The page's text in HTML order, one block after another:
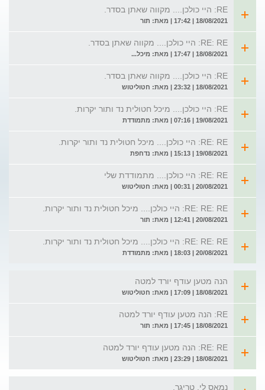
RE: היי כולכן.... מקווה שאתן בסדר.
18/08/2021 | 17:42 | מאת: תור
RE: RE: היי כולכן.... מקווה שאתן בסדר.
18/08/2021 | 17:47 | מאת: מיכל...
RE: היי כולכן.... מקווה שאתן בסדר.
18/08/2021 | 23:32 | מאת: חטוליטוש
RE: היי כולכן.... מיכל חטולית נד ותור יקרות.
19/08/2021 | 07:16 | מאת: מתמודדת
RE: RE: היי כולכן.... מיכל חטולית נד ותור יקרות.
19/08/2021 | 15:13 | מאת: נדחפת
RE: RE: היי כולכן.... מתמודדת שלי
20/08/2021 | 00:31 | מאת: חטוליטוש
RE: RE: RE: היי כולכן.... מיכל חטולית נד ותור יקרות.
20/08/2021 | 12:41 | מאת: תור
RE: RE: RE: היי כולכן.... מיכל חטולית נד ותור יקרות.
20/08/2021 | 18:03 | מאת: מתמודדת
הנה מטען עודף יורד למטה
18/08/2021 | 17:09 | מאת: חטוליטוש
RE: הנה מטען עודף יורד למטה
18/08/2021 | 17:45 | מאת: תור
RE: RE: הנה מטען עודף יורד למטה
18/08/2021 | 23:29 | מאת: חטוליטוש
נמאס לי. טריגר.